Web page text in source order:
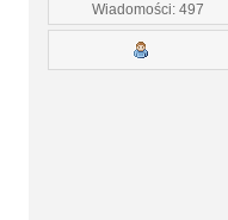
Wiadomości: 497